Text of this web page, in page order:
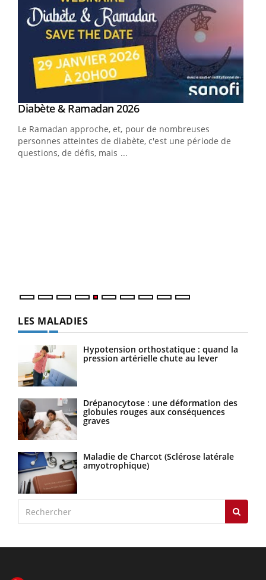
Youtube
Diabète & Ramadan 2026Youtube
Le Ramadan approche, et, pour de nombreuses
personnes atteintes de diabète, c'est une période de
questions, de défis, mais ...
LES MALADIES
Hypotension orthostatique : quand la
pression artérielle chute au lever
Drépanocytose : une déformation des
globules rouges aux conséquences
graves
Maladie de Charcot (Sclérose latérale
amyotrophique)